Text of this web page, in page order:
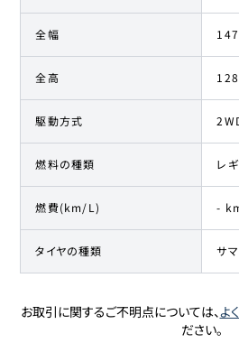
全幅
全高
駆動方式
燃料の種類 レ
燃費(km/L) -
タイヤの種類 サ
お取引に関するご不明点については、よ
ださい。